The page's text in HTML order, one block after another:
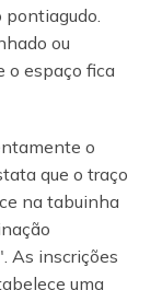
pontiagudo.
ou
o espaço fica
o
que o traço
na tabuinha
As inscrições
uma